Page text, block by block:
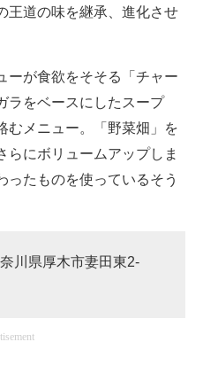
王道の味を継承、進化させ
が食欲をそそる「チャー
ラをベースにしたスープ
むメニュー。「野菜畑」を
らにボリュームアップしま
ったものを使っているそう
川県厚木市妻田東2-